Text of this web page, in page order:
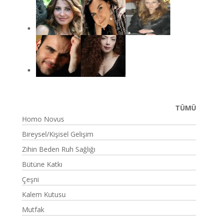
TÜMÜ
Homo Novus
Bireysel/Kişisel Gelişim
Zihin Beden Ruh Sağlığı
Bütüne Katkı
Çeşni
Kalem Kutusu
Mutfak